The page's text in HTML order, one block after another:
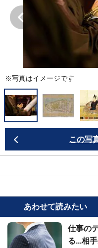
※写真はイメージです
この写
あわせて読みたい
仕事の
る...相